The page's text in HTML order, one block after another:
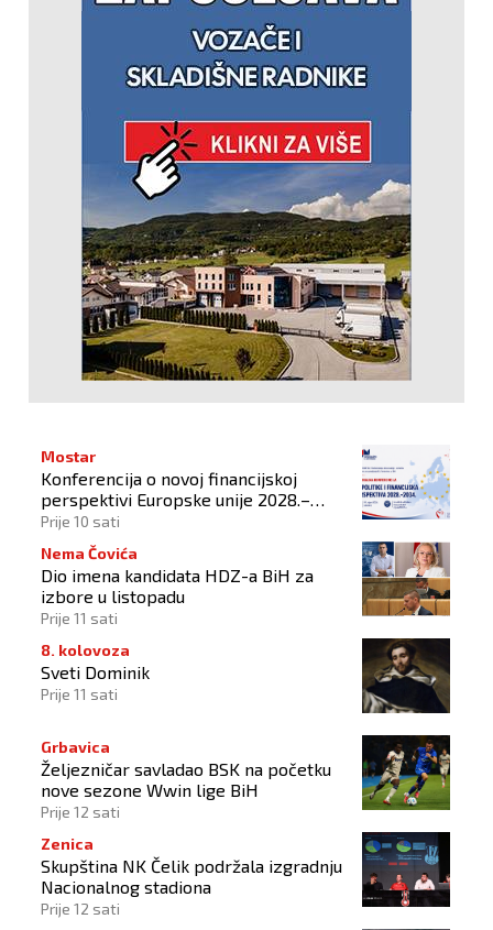
Mostar
Konferencija o novoj financijskoj
perspektivi Europske unije 2028.–
2034.
Prije 10 sati
Nema Čovića
Dio imena kandidata HDZ-a BiH za
izbore u listopadu
Prije 11 sati
8. kolovoza
Sveti Dominik
Prije 11 sati
Grbavica
Željezničar savladao BSK na početku
nove sezone Wwin lige BiH
Prije 12 sati
Zenica
Skupština NK Čelik podržala izgradnju
Nacionalnog stadiona
Prije 12 sati